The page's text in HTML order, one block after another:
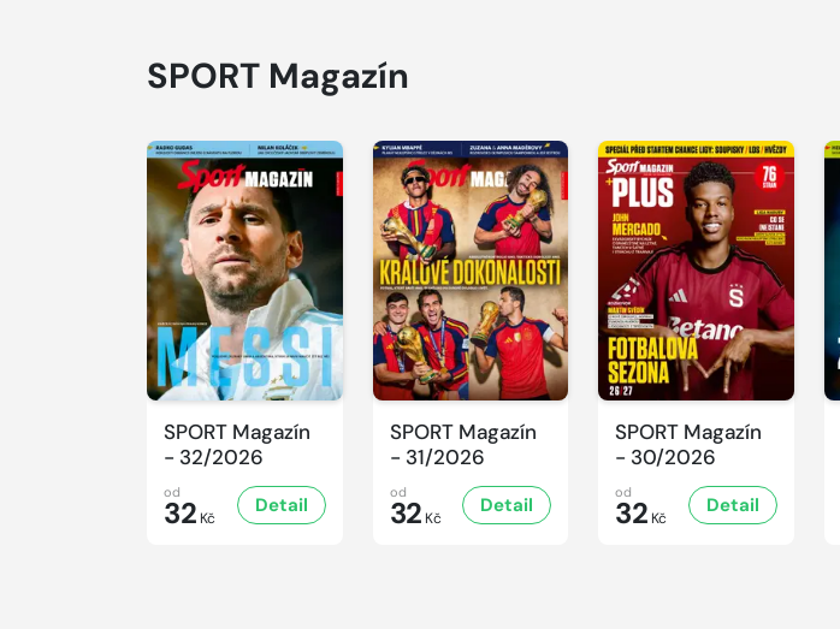
SPORT Magazín
SPORT Magazín
- 32/2026
od
32 Kč
Detail
SPORT Magazín
- 31/2026
od
32 Kč
Detail
SPORT Magazín
- 30/2026
od
32 Kč
Detail